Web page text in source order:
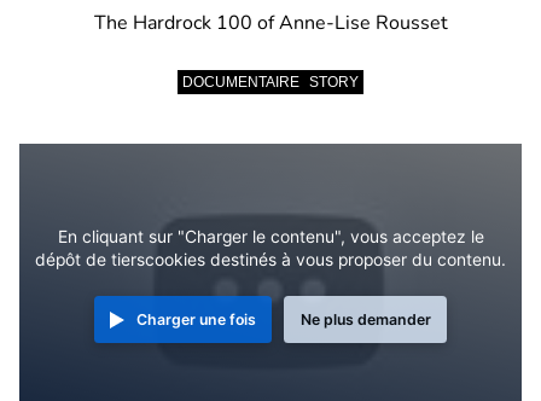
The Hardrock 100 of Anne-Lise Rousset
DOCUMENTAIRE STORY
En cliquant sur "Charger le contenu", vous acceptez le
dépôt de tierscookies destinés à vous proposer du contenu.
Charger une fois Ne plus demander